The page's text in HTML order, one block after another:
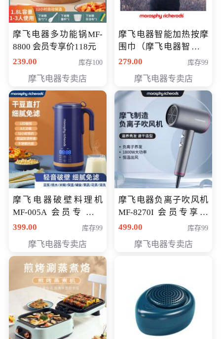
摩飞电器多功能锅MF-
8800 会员专享价118元
239.00
库存100
摩飞电器专卖店
摩飞电器智能加热按摩
围巾（摩飞电器智能加
热按摩围脖） 会员专享
279.00 库存99
摩飞电器专卖店
摩飞电器破壁料理机
MF-005A 会员专享价
198元
399.00 库存99
摩飞电器专卖店
摩飞电器负离子吹风机
MF-8270I 会员专享价
369元
499.00 库存99
摩飞电器专卖店